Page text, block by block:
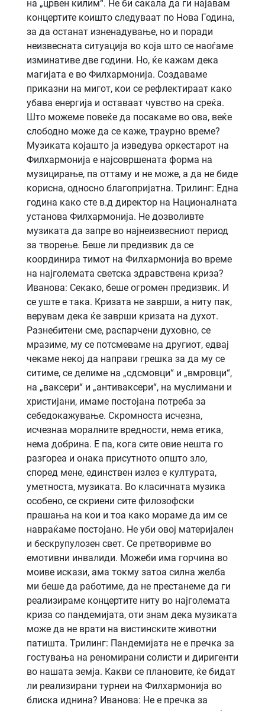
на „црвен килим“. Не би сакала да ги најавам
концертите коишто следуваат по Нова Година,
за да останат изненадување, но и поради
неизвесната ситуација во која што се наоѓаме
изминативе две години. Но, ќе кажам дека
магијата е во Филхармонија. Создаваме
приказни на мигот, кои се рефлектираат како
убава енергија и оставаат чувство на среќа.
Што можеме повеќе да посакаме во ова, веќе
слободно може да се каже, траурно време?
Музиката којашто ја изведува оркестарот на
Филхармонија е најсовршената форма на
музицирање, па оттаму и не може, а да не биде
корисна, односно благопријатна. Трилинг: Една
година како сте в.д директор на Националната
установа Филхармонија. Не дозволивте
музиката да запре во најнеизвесниот период
за творење. Беше ли предизвик да се
координира тимот на Филхармонија во време
на најголемата светска здравствена криза?
Иванова: Секако, беше огромен предизвик. И
се уште е така. Кризата не заврши, а ниту пак,
верувам дека ќе заврши кризата на духот.
Разнебитени сме, распарчени духовно, се
мразиме, му се потсмеваме на другиот, едвај
чекаме некој да направи грешка за да му се
ситиме, се делиме на „сдсмовци“ и „вмровци“,
на „ваксери“ и „антиваксери“, на муслимани и
христијани, имаме постојана потреба за
себедокажување. Скромноста исчезна,
исчезнаа моралните вредности, нема етика,
нема добрина. Е па, кога сите овие нешта го
разгореа и онака присутното општо зло,
според мене, единствен излез е културата,
уметноста, музиката. Во класичната музика
особено, се скриени сите филозофски
прашања на кои и тоа како мораме да им се
навраќаме постојано. Не уби овој материјален
и бескрупулозен свет. Се претворивме во
емотивни инвалиди. Можеби има горчина во
моиве искази, ама токму затоа силна желба
ми беше да работиме, да не престанеме да ги
реализираме концертите ниту во најголемата
криза со пандемијата, оти знам дека музиката
може да не врати на вистинските животни
патишта. Трилинг: Пандемијата не е пречка за
гостувања на реномирани солисти и диригенти
во нашата земја. Какви се плановите, ќе бидат
ли реализирани турнеи на Филхармонија во
блиска иднина? Иванова: Не е пречка за